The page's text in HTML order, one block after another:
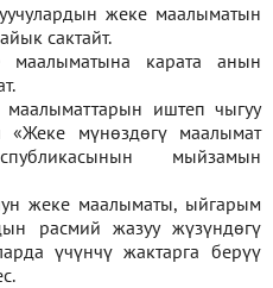
жеке маалыматын
сактайт.
маалыматына карата анын
иштеп чыгуу
«Жеке мүнөздөгү маалымат
мыйзамын
жеке маалыматы, ыйгарым
расмий жазуу жүзүндөгү
үчүнчү жактарга берүү